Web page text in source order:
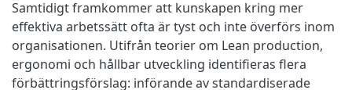
Samtidigt framkommer att kunskapen kring mer
effektiva arbetssätt ofta är tyst och inte överförs inom
organisationen. Utifrån teorier om Lean production,
ergonomi och hållbar utveckling identifieras flera
förbättringsförslag: införande av standardiserade